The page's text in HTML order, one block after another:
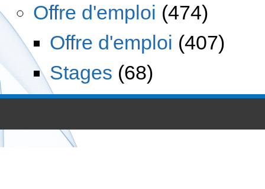
Offre d'emploi (474)
Offre d'emploi (407)
Stages (68)